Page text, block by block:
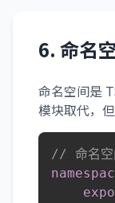
6. 命名
命名空间是
模块取代，
// 命名空